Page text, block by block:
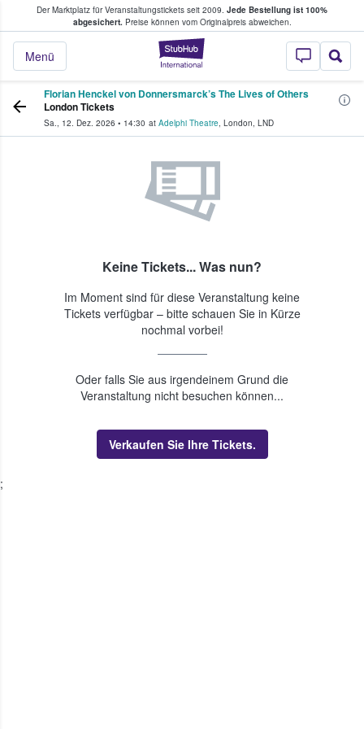
Der Marktplatz für Veranstaltungstickets seit 2009. Jede Bestellung ist 100%
abgesichert.Preise können vom Originalpreis abweichen.
StubHub - Wo
Menü
Tickets kaufen & verkaufen
Florian Henckel von Donnersmarck’s The Lives of Others
London Tickets
Sa., 12. Dez. 2026 • 14:30 at Adelphi Theatre, London, LND
Keine Tickets... Was nun?
Im Moment sind für diese Veranstaltung keine
Tickets verfügbar – bitte schauen Sie in Kürze
nochmal vorbei!
Oder falls Sie aus irgendeinem Grund die
Veranstaltung nicht besuchen können...
Verkaufen Sie Ihre Tickets.
;